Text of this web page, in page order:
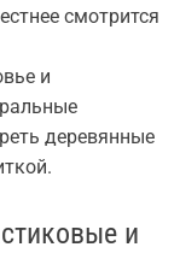
смотрится
и
деревянные
и